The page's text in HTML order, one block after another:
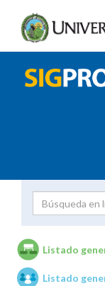
Unidades
Listado
Listado